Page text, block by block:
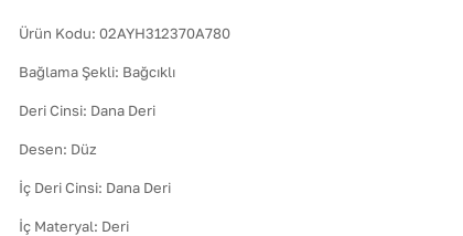
Ürün Kodu:02AYH312370A780
Bağlama Şekli: Bağcıklı
Deri Cinsi: Dana Deri
Desen: Düz
İç Deri Cinsi: Dana Deri
İç Materyal: Deri